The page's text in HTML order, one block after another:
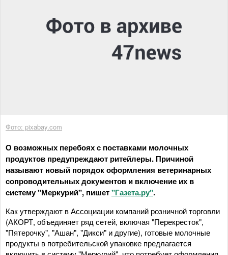
Фото: pixabay.com
О возможных перебоях с поставками молочных
продуктов предупреждают ритейлеры. Причиной
называют новый порядок оформления ветеринарных
сопроводительных документов и включение их в
систему "Меркурий", пишет"Газета.ру".
Как утверждают в Ассоциации компаний розничной торговли
(АКОРТ, объединяет ряд сетей, включая "Перекресток",
"Пятерочку", "Ашан", "Дикси" и другие), готовые молочные
продукты в потребительской упаковке предлагается